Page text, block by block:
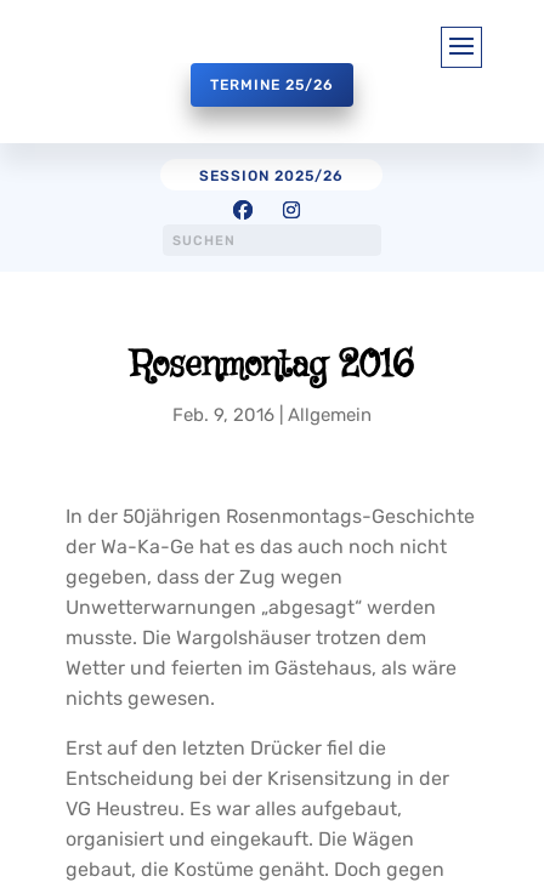
TERMINE 25/26
SESSION 2025/26
Rosenmontag 2016
Feb. 9, 2016| Allgemein
In der 50jährigen Rosenmontags-Geschichte
der Wa-Ka-Ge hat es das auch noch nicht
gegeben, dass der Zug wegen
Unwetterwarnungen „abgesagt“ werden
musste. Die Wargolshäuser trotzen dem
Wetter und feierten im Gästehaus, als wäre
nichts gewesen.
Erst auf den letzten Drücker fiel die
Entscheidung bei der Krisensitzung in der
VG Heustreu. Es war alles aufgebaut,
organisiert und eingekauft. Die Wägen
gebaut, die Kostüme genäht. Doch gegen